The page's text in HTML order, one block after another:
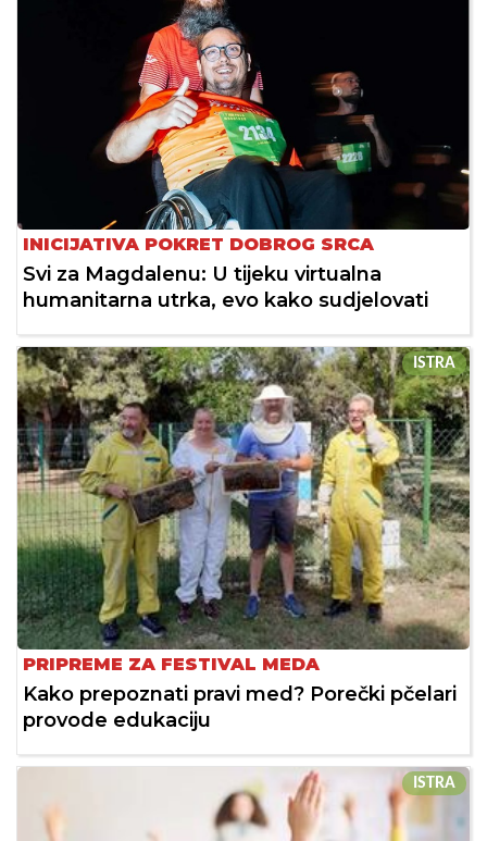
INICIJATIVA POKRET DOBROG SRCA
Svi za Magdalenu: U tijeku virtualna
humanitarna utrka, evo kako sudjelovati
ISTRA
PRIPREME ZA FESTIVAL MEDA
Kako prepoznati pravi med? Porečki pčelari
provode edukaciju
ISTRA